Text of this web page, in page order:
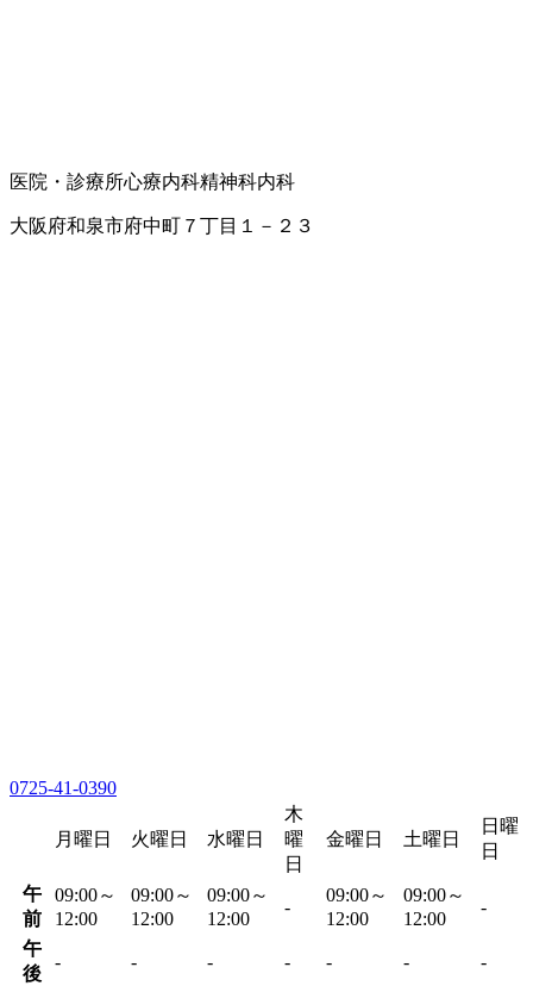
医院・診療所心療内科精神科内科
大阪府和泉市府中町７丁目１－２３
0725-41-0390
月曜日 火曜日 水曜日
木
曜
日
金曜日 土曜日
日曜
日
午
前
09:00～
12:00
09:00～
12:00
09:00～
12:00
-
09:00～
12:00
09:00～
12:00
-
午
後
- - - - - - -